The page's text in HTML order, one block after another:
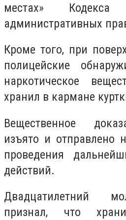
местах»
административных
Кроме того, при
полицейские
наркотическое
хранил в кармане
Вещественное
изъято и отправлено
проведения
действий.
Двадцатилетний
признал, что